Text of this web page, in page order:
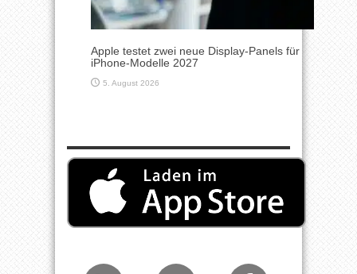
Apple testet zwei neue Display-Panels für
iPhone-Modelle 2027
5. August 2026